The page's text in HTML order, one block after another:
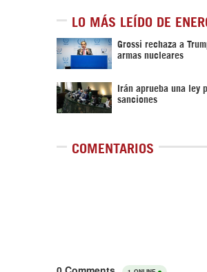
LO MÁS LEÍDO DE
Grossi rechaza a
armas nucleares
Irán aprueba una ley
sanciones
COMENTARIOS